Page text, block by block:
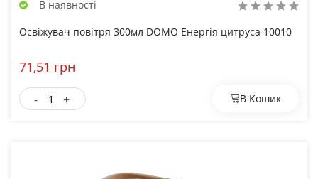
В наявності
Освіжувач повітря 300мл DOMO Енергія цитруса 10010
71,51 грн
- + В Кошик